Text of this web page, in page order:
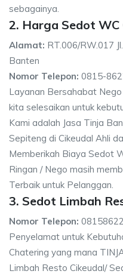
sebagainya.
2. Harga Sedot WC
Alamat: RT.006/RW.017
Banten
Nomor Telepon: 0815-
Layanan Bersahabat
kita selesaikan untuk
Kami adalah Jasa Tinja
Sepiteng di Cikeudal Ahli
Memberikah Biaya Sedot
Ringan / Nego masih
Terbaik untuk Pelanggan.
3. Sedot Limbah
Nomor Telepon:
Penyelamat untuk
Chatering yang mana
Limbah Resto Cikeudal/